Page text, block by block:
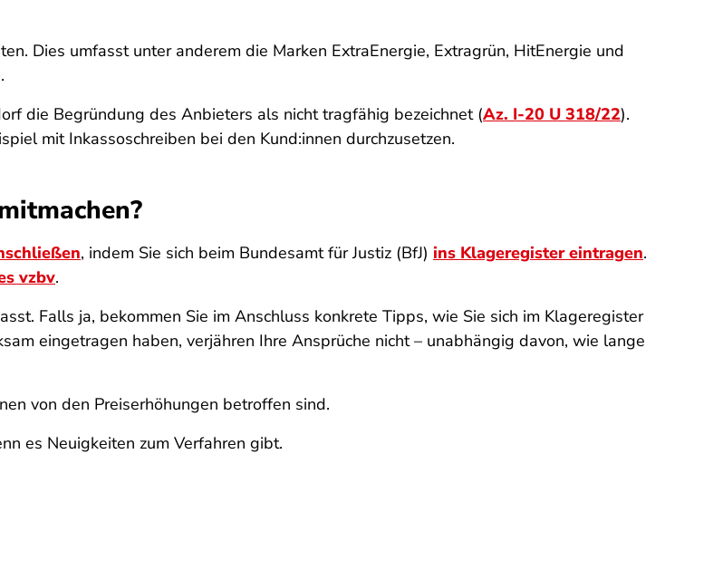
Dies umfasst unter anderem die Marken ExtraEnergie, Extragrün, HitEnergie und
die Begründung des Anbieters als nicht tragfähig bezeichnet (Az. I-20 U 318/22).
mit Inkassoschreiben bei den Kund:innen durchzusetzen.
, indem Sie sich beim Bundesamt für Justiz (BfJ) ins Klageregister eintragen.
vzbv.
Falls ja, bekommen Sie im Anschluss konkrete Tipps, wie Sie sich im Klageregister
eingetragen haben, verjähren Ihre Ansprüche nicht – unabhängig davon, wie lange
von den Preiserhöhungen betroffen sind.
es Neuigkeiten zum Verfahren gibt.